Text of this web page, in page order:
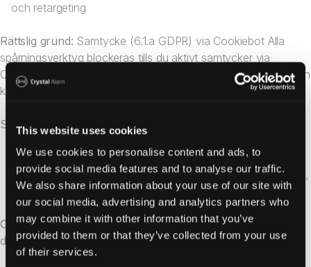
This website uses cookies
We use cookies to personalise content and ads, to
provide social media features and to analyse our traffic.
We also share information about your use of our site with
our social media, advertising and analytics partners who
may combine it with other information that you’ve
provided to them or that they’ve collected from your use
of their services.
och retargeting
Rättslig grund: Samtycke (6.1.a GDPR) via Cookiebot Alla
spårningsverktyg blockeras tills du aktivt samtycker via
Cookiebot-widgeten. Du kan acceptera eller neka cookies och
kan återkalla samtycke när som helst.
Skyddsåtgärder:
Mautic self-hosted i EU (data lämnar inte EU)
Standardavtalsklausuler (SCC) med Google, Meta, LinkedIn,
Microsoft och Gartner Digital Markets
Chattfunktion:Vår chattleverantör använder cookies för att
du ska kunna fortsätta chatta när du navigerar mellan sidor.